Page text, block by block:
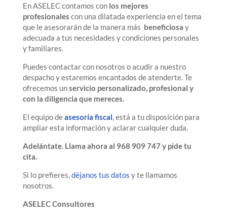
En ASELEC contamos con los mejores
profesionales con una dilatada experiencia en el tema
que le asesorarán de la manera más beneficiosa y
adecuada a tus necesidades y condiciones personales
y familiares.
Puedes contactar con nosotros o acudir a nuestro
despacho y estaremos encantados de atenderte. Te
ofrecemos unservicio personalizado, profesional y
con la diligencia que mereces.
El equipo deasesoría fiscal, está a tu disposición para
ampliar esta información y aclarar cualquier duda.
Adelántate. Llama ahora al 968 909 747 y pide tu
cita.
Si lo prefieres,déjanos tus datos y te llamamos
nosotros.
ASELEC Consultores